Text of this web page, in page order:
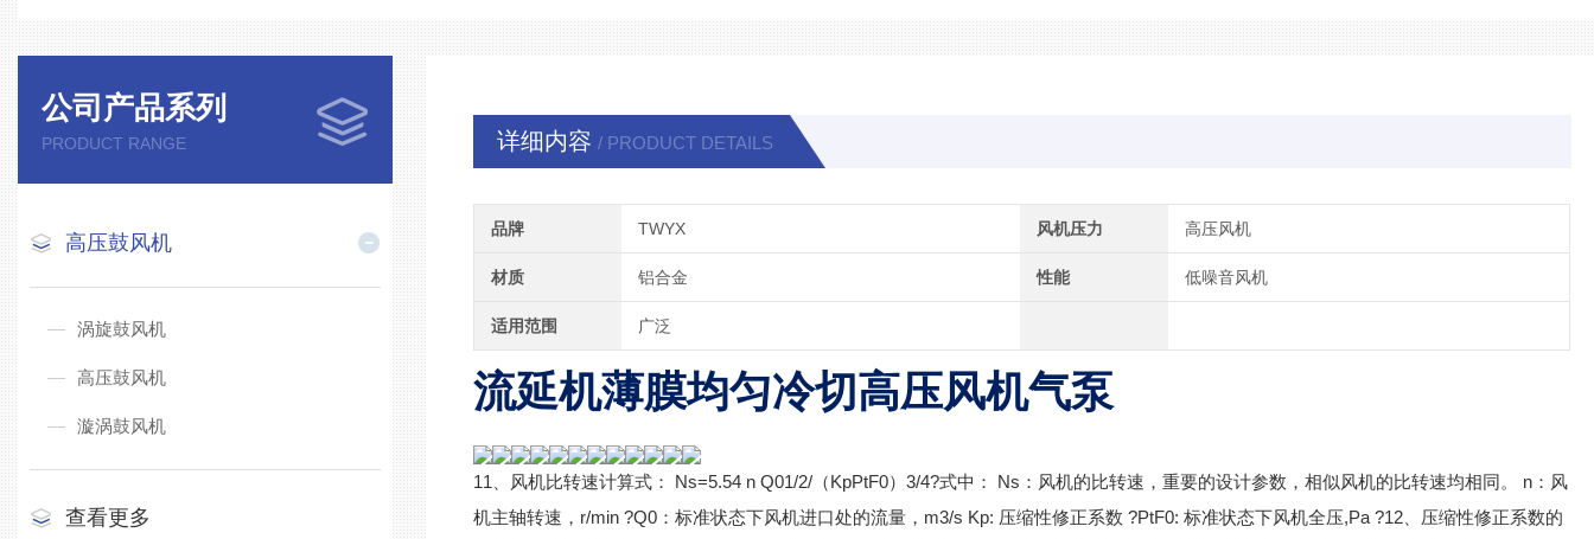
公司产品系列
PRODUCT RANGE
高压鼓风机
涡旋鼓风机
高压鼓风机
漩涡鼓风机
查看更多
详细内容 / PRODUCT DETAILS
品牌 TWYX 风机压力 高压风机
材质 铝合金 性能 低噪音风机
适用范围 广泛
流延机薄膜均匀冷切高压风机气泵
11、风机比转速计算式： Ns=5.54 n Q01/2/（KpPtF0）3/4?式中： Ns：风机的比转速，重要的设计参数，相似风机的比转速均相同。 n：风
机主轴转速，r/min ?Q0：标准状态下风机进口处的流量，m3/s Kp: 压缩性修正系数 ?PtF0: 标准状态下风机全压,Pa ?12、压缩性修正系数的